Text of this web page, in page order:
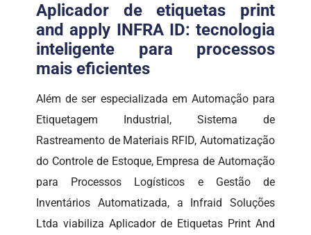
Aplicador de etiquetas print
and apply INFRA ID: tecnologia
inteligente para processos
mais eficientes
Além de ser especializada em Automação para
Etiquetagem Industrial, Sistema de
Rastreamento de Materiais RFID, Automatização
do Controle de Estoque, Empresa de Automação
para Processos Logísticos e Gestão de
Inventários Automatizada, a Infraid Soluções
Ltda viabiliza Aplicador de Etiquetas Print And